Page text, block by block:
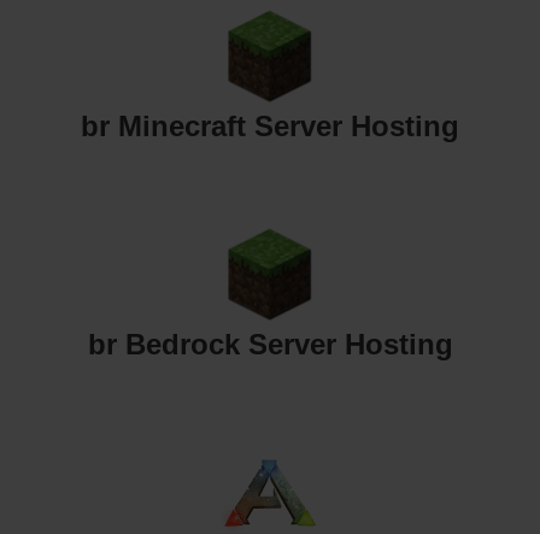
br Minecraft Server Hosting
br Bedrock Server Hosting